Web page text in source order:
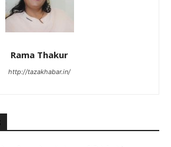
Rama Thakur
http://tazakhabar.in/